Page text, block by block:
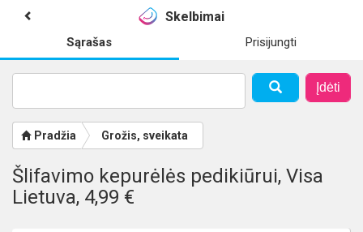
Skelbimai
Sąrašas Prisijungti
Įdėti
Pradžia Grožis, sveikata
Šlifavimo kepurėlės pedikiūrui, Visa
Lietuva, 4,99 €